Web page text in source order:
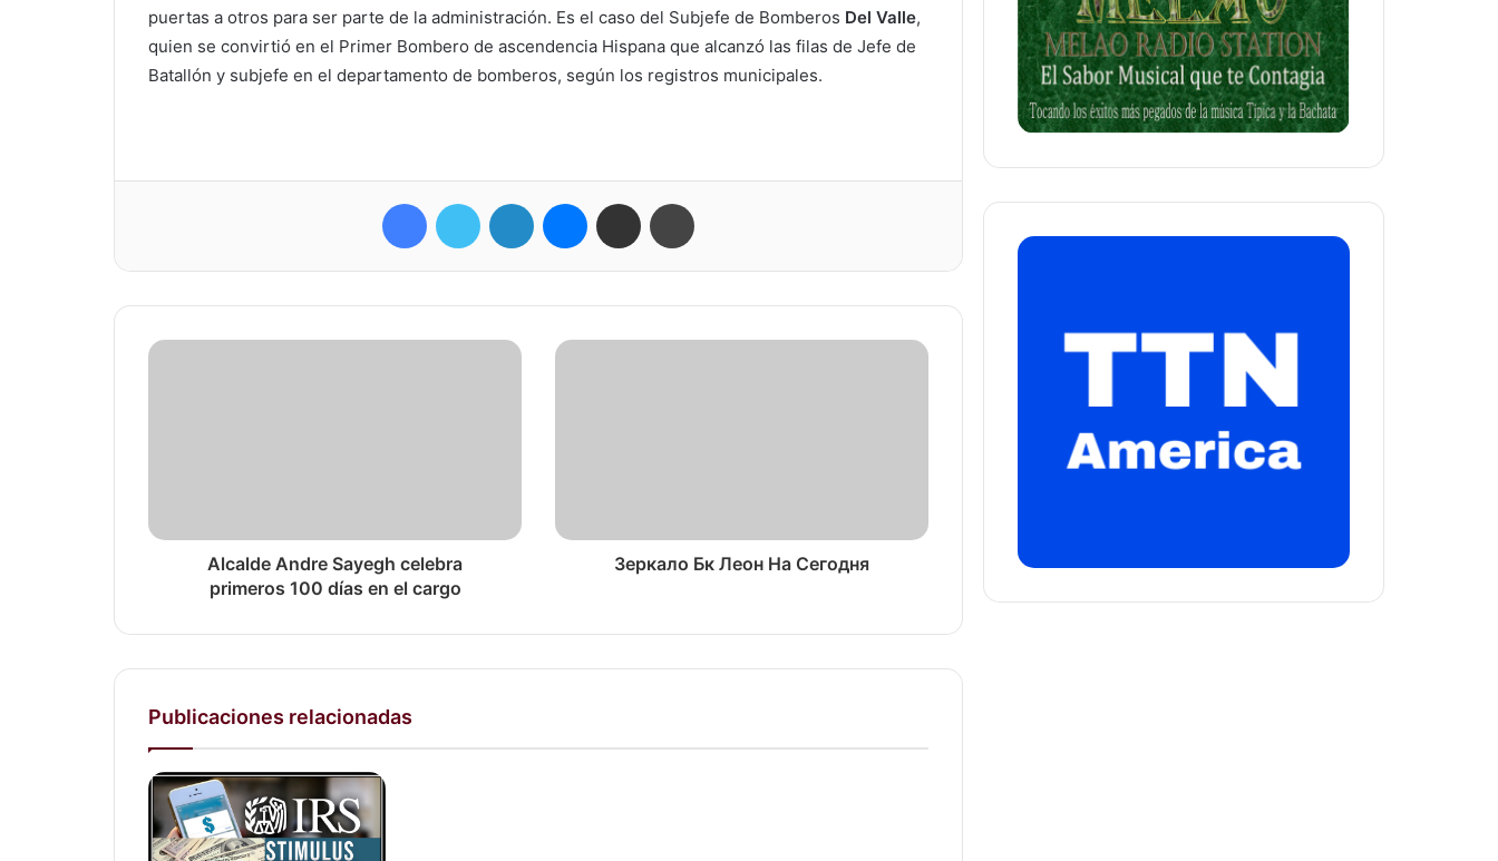
puertas a otros para ser parte de la administración. Es el caso del Subjefe de Bomberos Del Valle,
quien se convirtió en el Primer Bombero de ascendencia Hispana que alcanzó las filas de Jefe de
Batallón y subjefe en el departamento de bomberos, según los registros municipales.
Alcalde Andre Sayegh celebra
primeros 100 días en el cargo
Зеркало Бк Леон На Сегодня
Publicaciones relacionadas